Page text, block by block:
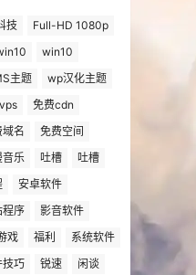
技
Full-HD 1080p
win10
主题
wp汉化主题
免费cdn
名
免费空间
音乐 吐槽
吐槽
安卓软件
程序
影音软件
戏 福利
系统软件
技巧 锐速
闲谈